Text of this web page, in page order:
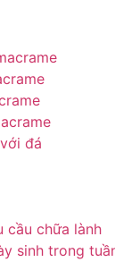
đá
cầu chữa lành
sinh trong